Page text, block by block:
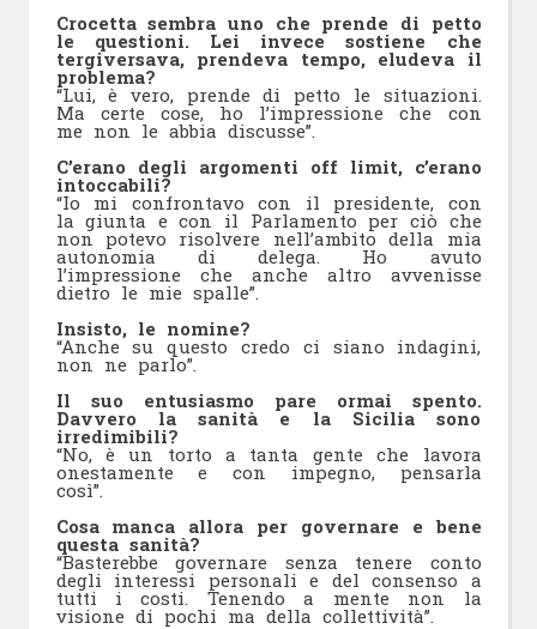
Crocetta sembra uno che prende di petto
le questioni. Lei invece sostiene che
tergiversava, prendeva tempo, eludeva il
problema?
“Lui, è vero, prende di petto le situazioni.
Ma certe cose, ho l’impressione che con
me non le abbia discusse”.
C’erano degli argomenti off limit, c’erano
intoccabili?
“Io mi confrontavo con il presidente, con
la giunta e con il Parlamento per ciò che
non potevo risolvere nell’ambito della mia
autonomia di delega. Ho avuto
l’impressione che anche altro avvenisse
dietro le mie spalle”.
Insisto, le nomine?
“Anche su questo credo ci siano indagini,
non ne parlo”.
Il suo entusiasmo pare ormai spento.
Davvero la sanità e la Sicilia sono
irredimibili?
“No, è un torto a tanta gente che lavora
onestamente e con impegno, pensarla
così”.
Cosa manca allora per governare e bene
questa sanità?
“Basterebbe governare senza tenere conto
degli interessi personali e del consenso a
tutti i costi. Tenendo a mente non la
visione di pochi ma della collettività”.